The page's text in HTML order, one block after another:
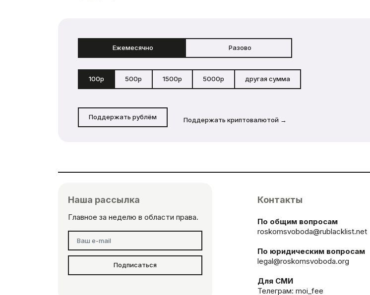
Ежемесячно Разово
100р 500р 1500р 5000р другая сумма
Поддержать рублём Поддержать криптовалютой →
Наша рассылка
Главное за неделю в области права.
Подписаться
Контакты
По общим вопросам
roskomsvoboda@rublacklist.net
По юридическим вопросам
legal@roskomsvoboda.org
Для СМИ
Телеграм: moi_fee